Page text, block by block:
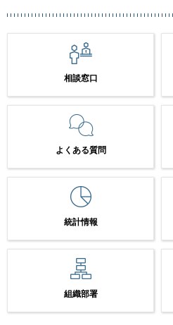
相談窓口
よくある質問
統計情報
組織部署